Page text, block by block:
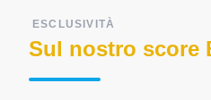
ESCLUSIVITÀ
Sul nostro score